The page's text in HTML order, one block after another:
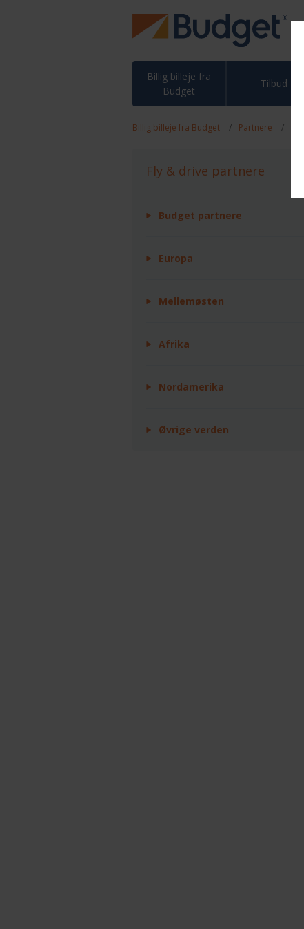
Billig billeje fra
Budget
Tilbud
Billig billeje fra Budget Partnere
Fly & drive partnere
Budget partnere
Europa
Mellemøsten
Afrika
Nordamerika
Øvrige verden